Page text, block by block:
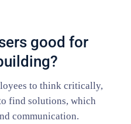
good for
to think critically,
find solutions, which
communication.